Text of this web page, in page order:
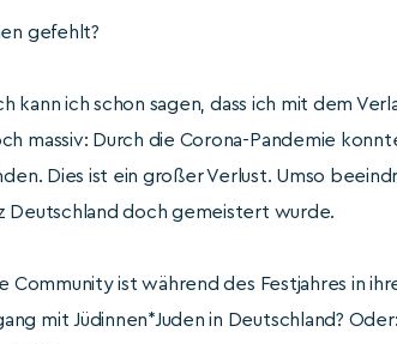
gefehlt?
kann ich schon sagen, dass ich mit dem
massiv: Durch die Corona-Pandemie
Dies ist ein großer Verlust. Umso
Deutschland doch gemeistert wurde.
Community ist während des Festjahres in
mit Jüdinnen*Juden in Deutschland?